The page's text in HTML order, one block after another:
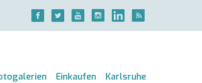
Einkaufen Karlsruhe